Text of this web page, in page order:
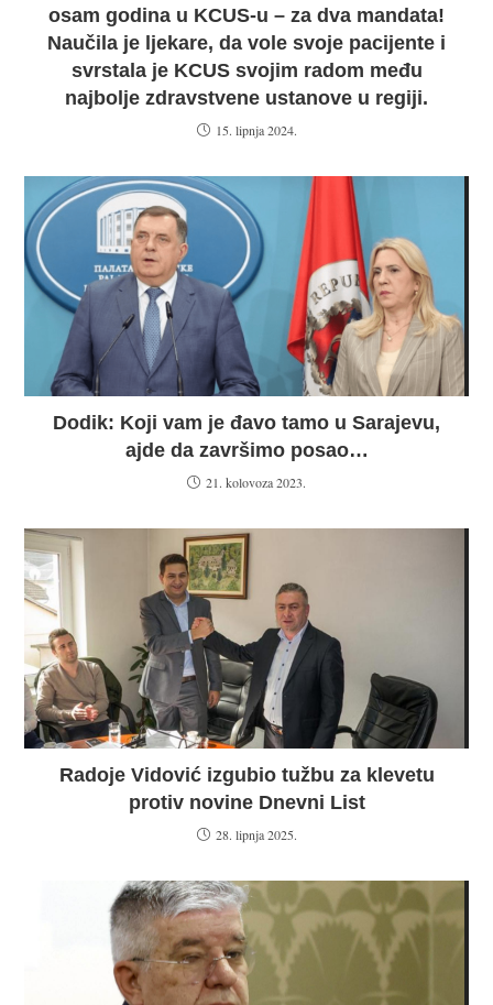
osam godina u KCUS-u – za dva mandata!
Naučila je ljekare, da vole svoje pacijente i
svrstala je KCUS svojim radom među
najbolje zdravstvene ustanove u regiji.
15. lipnja 2024.
Dodik: Koji vam je đavo tamo u Sarajevu,
ajde da završimo posao…
21. kolovoza 2023.
Radoje Vidović izgubio tužbu za klevetu
protiv novine Dnevni List
28. lipnja 2025.